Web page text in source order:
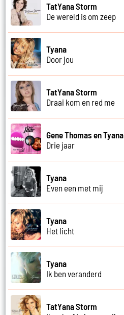
TatYana Storm
De wereld is om zeep
Tyana
Door jou
TatYana Storm
Draai kom en red me
Gene Thomas en Tyana
Drie jaar
Tyana
Even een met mij
Tyana
Het licht
Tyana
Ik ben veranderd
TatYana Storm